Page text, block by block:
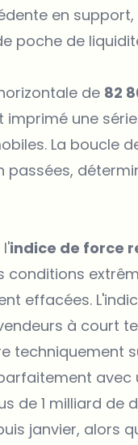
en
poche de
de 82
une
La boucle
indice de force
conditions
effacées.
à court
techniquement
de 1 milliard de
janvier, alors